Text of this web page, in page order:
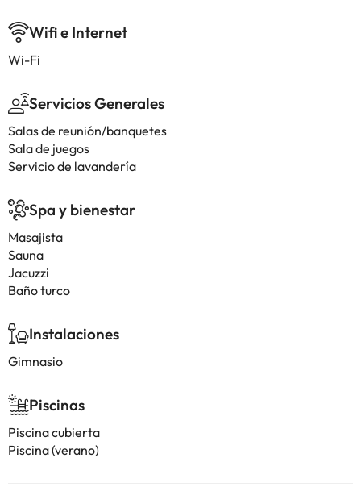
Wifi e Internet
Wi-Fi
Servicios Generales
Salas de reunión/banquetes
Sala de juegos
Servicio de lavandería
Spa y bienestar
Masajista
Sauna
Jacuzzi
Baño turco
Instalaciones
Gimnasio
Piscinas
Piscina cubierta
Piscina (verano)